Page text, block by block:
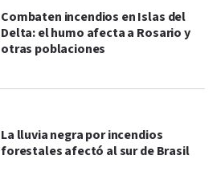
Combaten incendios en Islas del
Delta: el humo afecta a Rosario y
otras poblaciones
La lluvia negra por incendios
forestales afectó al sur de Brasil